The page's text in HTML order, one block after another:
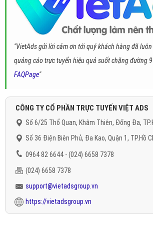
"VietAds gửi lời cảm ơn tới quý khách hàng đã
quảng cáo trực tuyến hiệu quả suốt chặng đường
FAQPage"
CÔNG TY CỔ PHẦN TRỰC TUYẾN VIỆT ADS
Số 6/25 Thổ Quan, Khâm Thiên, Đống Đa,
Số 36 Điện Biên Phủ, Đa Kao, Quận 1, TP.Hồ
0964 82 6644 - (024) 6658 7378
(024) 6658 7378
support@vietadsgroup.vn
https://vietadsgroup.vn